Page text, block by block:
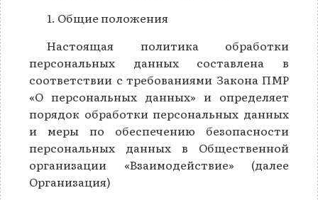
1. Общие положения
Настоящая политика обработки
персональных данных составлена в
соответствии с требованиями Закона ПМР
«О персональных данных» и определяет
порядок обработки персональных данных
и меры по обеспечению безопасности
персональных данных в Общественной
организации «Взаимодействие» (далее
Организация)